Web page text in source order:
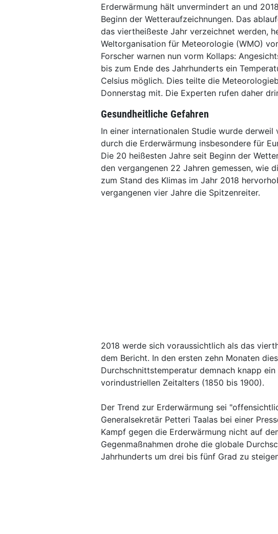
Erderwärmung hält unvermindert an und
Beginn der Wetteraufzeichnungen. Das
das viertheißeste Jahr verzeichnet werden,
Weltorganisation für Meteorologie (WMO)
Forscher warnen nun vorm Kollaps:
bis zum Ende des Jahrhunderts ein
Celsius möglich. Dies teilte die
Donnerstag mit. Die Experten rufen daher
Gesundheitliche Gefahren
In einer internationalen Studie wurde
durch die Erderwärmung insbesondere für
Die 20 heißesten Jahre seit Beginn der
den vergangenen 22 Jahren gemessen, wie
zum Stand des Klimas im Jahr 2018
vergangenen vier Jahre die Spitzenreiter.
2018 werde sich voraussichtlich als das
dem Bericht. In den ersten zehn Monaten
Durchschnittstemperatur demnach knapp
vorindustriellen Zeitalters (1850 bis 1900).
Der Trend zur Erderwärmung sei
Generalsekretär Petteri Taalas bei einer
Kampf gegen die Erderwärmung nicht auf
Gegenmaßnahmen drohe die globale
Jahrhunderts um drei bis fünf Grad zu